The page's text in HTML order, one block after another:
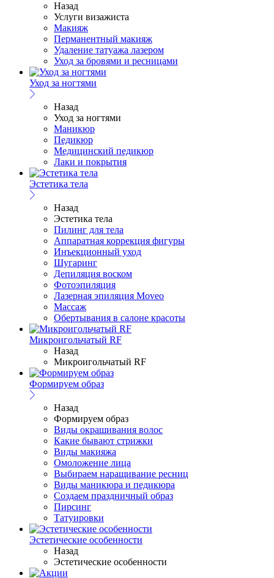
Назад
Услуги визажиста
Макияж
Перманентный макияж
Удаление татуажа лазером
Уход за бровями и ресницами
Уход за ногтями
Назад
Уход за ногтями
Маникюр
Педикюр
Медицинский педикюр
Лаки и покрытия
Эстетика тела
Назад
Эстетика тела
Пилинг для тела
Аппаратная коррекция фигуры
Инъекционный уход
Шугаринг
Депиляция воском
Фотоэпиляция
Лазерная эпиляция Moveo
Массаж
Обертывания в салоне красоты
Микроигольчатый RF
Назад
Микроигольчатый RF
Формируем образ
Назад
Формируем образ
Виды окрашивания волос
Какие бывают стрижки
Виды макияжа
Омоложение лица
Выбираем наращивание ресниц
Виды маникюра и педикюра
Создаем праздничный образ
Пирсинг
Татуировки
Эстетические особенности
Назад
Эстетические особенности